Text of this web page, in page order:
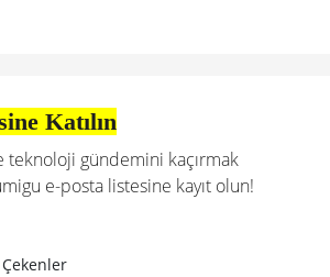
Katılın
teknoloji gündemini kaçırmak
e-posta listesine kayıt olun!